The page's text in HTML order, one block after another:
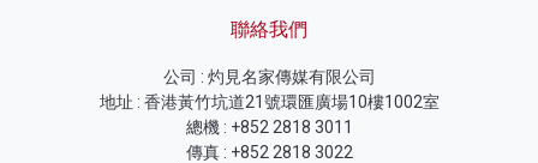
聯絡我們
公司 : 灼見名家傳媒有限公司
地址 : 香港黃竹坑道21號環匯廣場10樓1002室
總機 : +852 2818 3011
傳真 : +852 2818 3022